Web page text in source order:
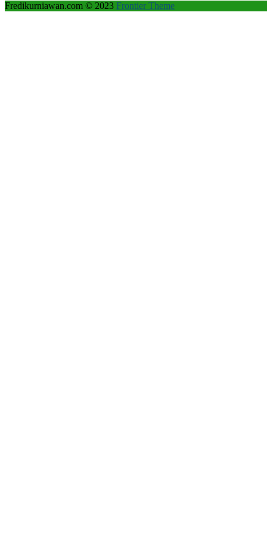
Fredikurniawan.com © 2023 Frontier Theme